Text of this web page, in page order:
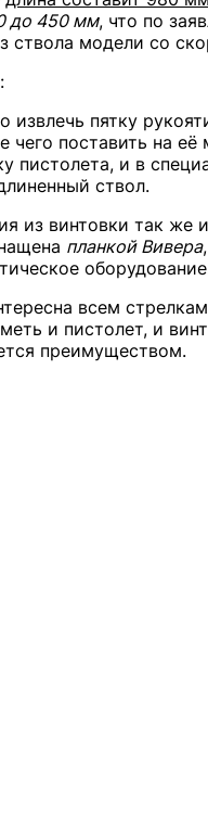
до 450 мм, что по
ствола модели со
извлечь пятку
чего поставить на
пистолета, и в
ствол.
из винтовки так же
планкой Вивера
всем
и пистолет, и
преимуществом.